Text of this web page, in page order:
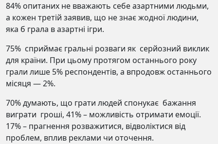
84% опитаних не вважають себе азартними людьми,
а кожен третій заявив, що не знає жодної людини,
яка б грала в азартні ігри.
75% сприймає гральні розваги як серйозний виклик
для країни. При цьому протягом останнього року
грали лише 5% респондентів, а впродовж останнього
місяця — 2%.
70% думають, що грати людей спонукає бажання
виграти гроші, 41% – можливість отримати емоції.
17% – прагнення розважитися, відволіктися від
проблем, вплив реклами чи оточення.